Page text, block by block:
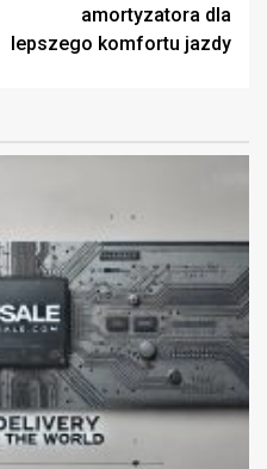
amortyzatora dla
lepszego komfortu jazdy